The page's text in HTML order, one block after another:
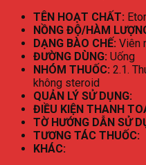
TÊN HOẠT CHẤT:
NỒNG ĐỘ/HÀM
DẠNG BÀO CHẾ: Viên
ĐƯỜNG DÙNG: Uống
NHÓM THUỐC: 2.1.
không steroid
QUẢN LÝ SỬ DỤNG:
ĐIỀU KIỆN THANH
TỜ HƯỚNG DẪN SỬ
TƯƠNG TÁC THUỐC:
KHÁC: